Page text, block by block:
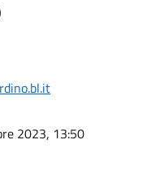
2023, 13:50